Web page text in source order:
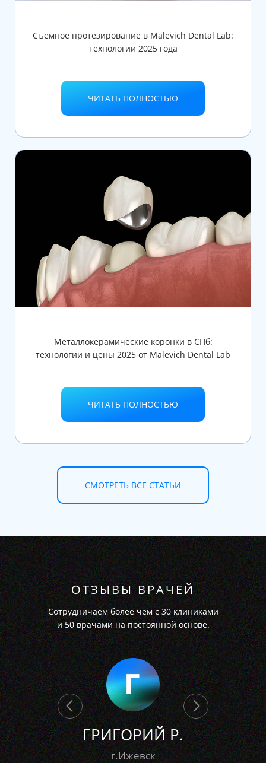
Съемное протезирование в Malevich Dental Lab:
технологии 2025 года
ЧИТАТЬ ПОЛНОСТЬЮ
Металлокерамические коронки в СПб:
технологии и цены 2025 от Malevich Dental Lab
ЧИТАТЬ ПОЛНОСТЬЮ
СМОТРЕТЬ ВСЕ СТАТЬИ
ОТЗЫВЫ ВРАЧЕЙ
Сотрудничаем более чем с 30 клиниками
и 50 врачами на постоянной основе.
ГРИГОРИЙ Р.
г.Ижевск